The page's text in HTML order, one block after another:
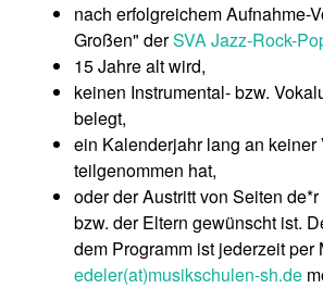
nach erfolgreichem Aufnahme-
Großen" derSVA Jazz-Rock-
15 Jahre alt wird,
keinen Instrumental- bzw.
belegt,
ein Kalenderjahr lang an keiner
teilgenommen hat,
oder der Austritt von Seiten
bzw. der Eltern gewünscht ist.
dem Programm ist jederzeit per
edeler(at)musikschulen-sh.de